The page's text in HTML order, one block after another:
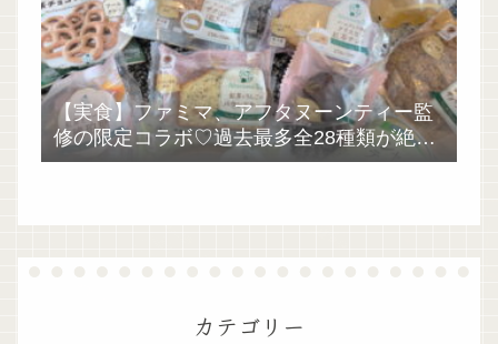
【実食】ファミマ、アフタヌーンティー監
修の限定コラボ♡過去最多全28種類が絶品
過ぎた！
カテゴリー